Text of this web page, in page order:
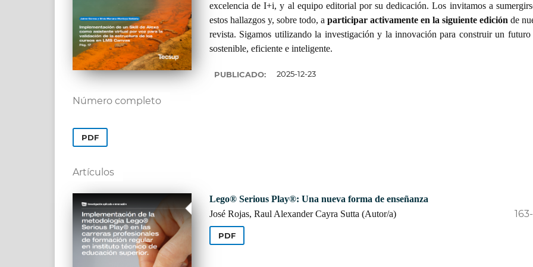
excelencia de I+i, y al equipo editorial por su dedicación. Los invitamos a
estos hallazgos y, sobre todo, a participar activamente en la siguiente edición de
revista. Sigamos utilizando la investigación y la innovación para construir un futuro
sostenible, eficiente e inteligente.
PUBLICADO: 2025-12-23
Número completo
PDF
Artículos
Lego® Serious Play®: Una nueva forma de enseñanza
José Rojas, Raul Alexander Cayra Sutta (Autor/a)
PDF